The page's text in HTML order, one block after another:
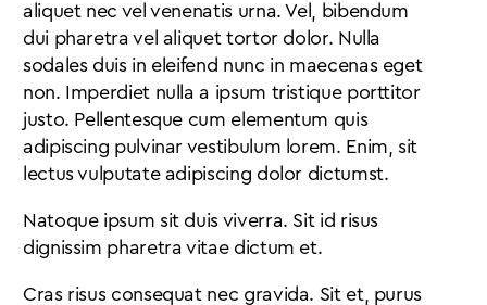
aliquet nec vel venenatis urna. Vel, bibendum
dui pharetra vel aliquet tortor dolor. Nulla
sodales duis in eleifend nunc in maecenas eget
non. Imperdiet nulla a ipsum tristique porttitor
justo. Pellentesque cum elementum quis
adipiscing pulvinar vestibulum lorem. Enim, sit
lectus vulputate adipiscing dolor dictumst.
Natoque ipsum sit duis viverra. Sit id risus
dignissim pharetra vitae dictum et.
Cras risus consequat nec gravida. Sit et, purus